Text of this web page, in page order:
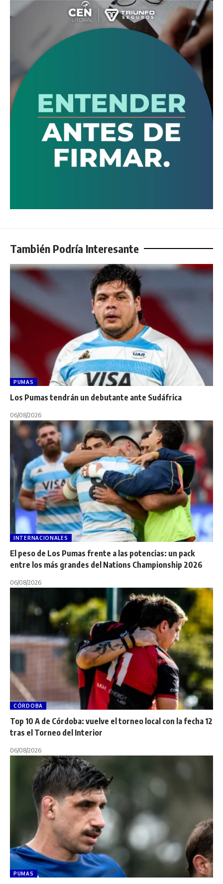
También Podría Interesante
PUMAS
Los Pumas tendrán un debutante ante Sudáfrica
06/08/2026
INTERNACIONALES
El peso de Los Pumas frente a las potencias: un pack
entre los más grandes del Nations Championship 2026
06/08/2026
CÓRDOBA
Top 10 A de Córdoba: vuelve el torneo local con la fecha 12
tras el Torneo del Interior
06/08/2026
PUMAS